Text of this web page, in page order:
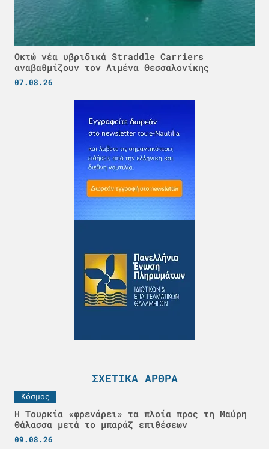
Οκτώ νέα υβριδικά Straddle Carriers
αναβαθμίζουν τον Λιμένα Θεσσαλονίκης
07.08.26
ΣΧΕΤΙΚΆ ΆΡΘΡΑ
Κόσμος
Η Τουρκία «φρενάρει» τα πλοία προς τη Μαύρη
Θάλασσα μετά το μπαράζ επιθέσεων
09.08.26